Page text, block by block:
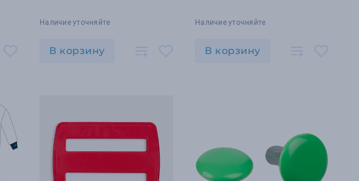
Наличие уточняйте
В корзину
Наличие уточняйте
В корзину